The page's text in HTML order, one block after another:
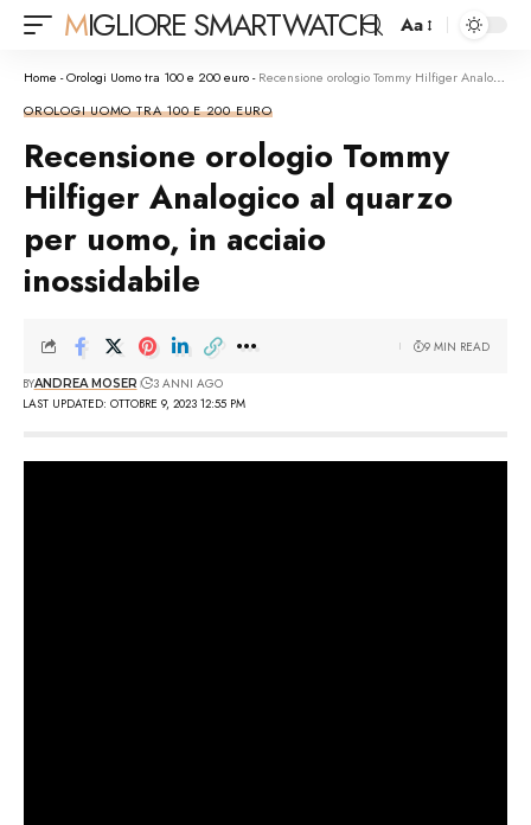
MIGLIORE SMARTWATCH
Font
Resizer
Aa
Home -Orologi Uomo tra 100 e 200 euro-Recensione orologio Tommy Hilfiger Analogico al quarzo per uomo, in acciaio inossidabile
OROLOGI UOMO TRA 100 E 200 EURO
Recensione orologio Tommy
Hilfiger Analogico al quarzo
per uomo, in acciaio
inossidabile
LAST UPDATED: OTTOBRE 9, 2023 12:55 PM
BYANDREA MOSER 3 ANNI AGO
9 MIN READ